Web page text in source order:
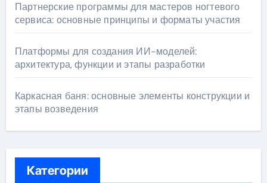
Партнерские программы для мастеров ногтевого
сервиса: основные принципы и форматы участия
Платформы для создания ИИ-моделей:
архитектура, функции и этапы разработки
Каркасная баня: основные элементы конструкции и
этапы возведения
Категории